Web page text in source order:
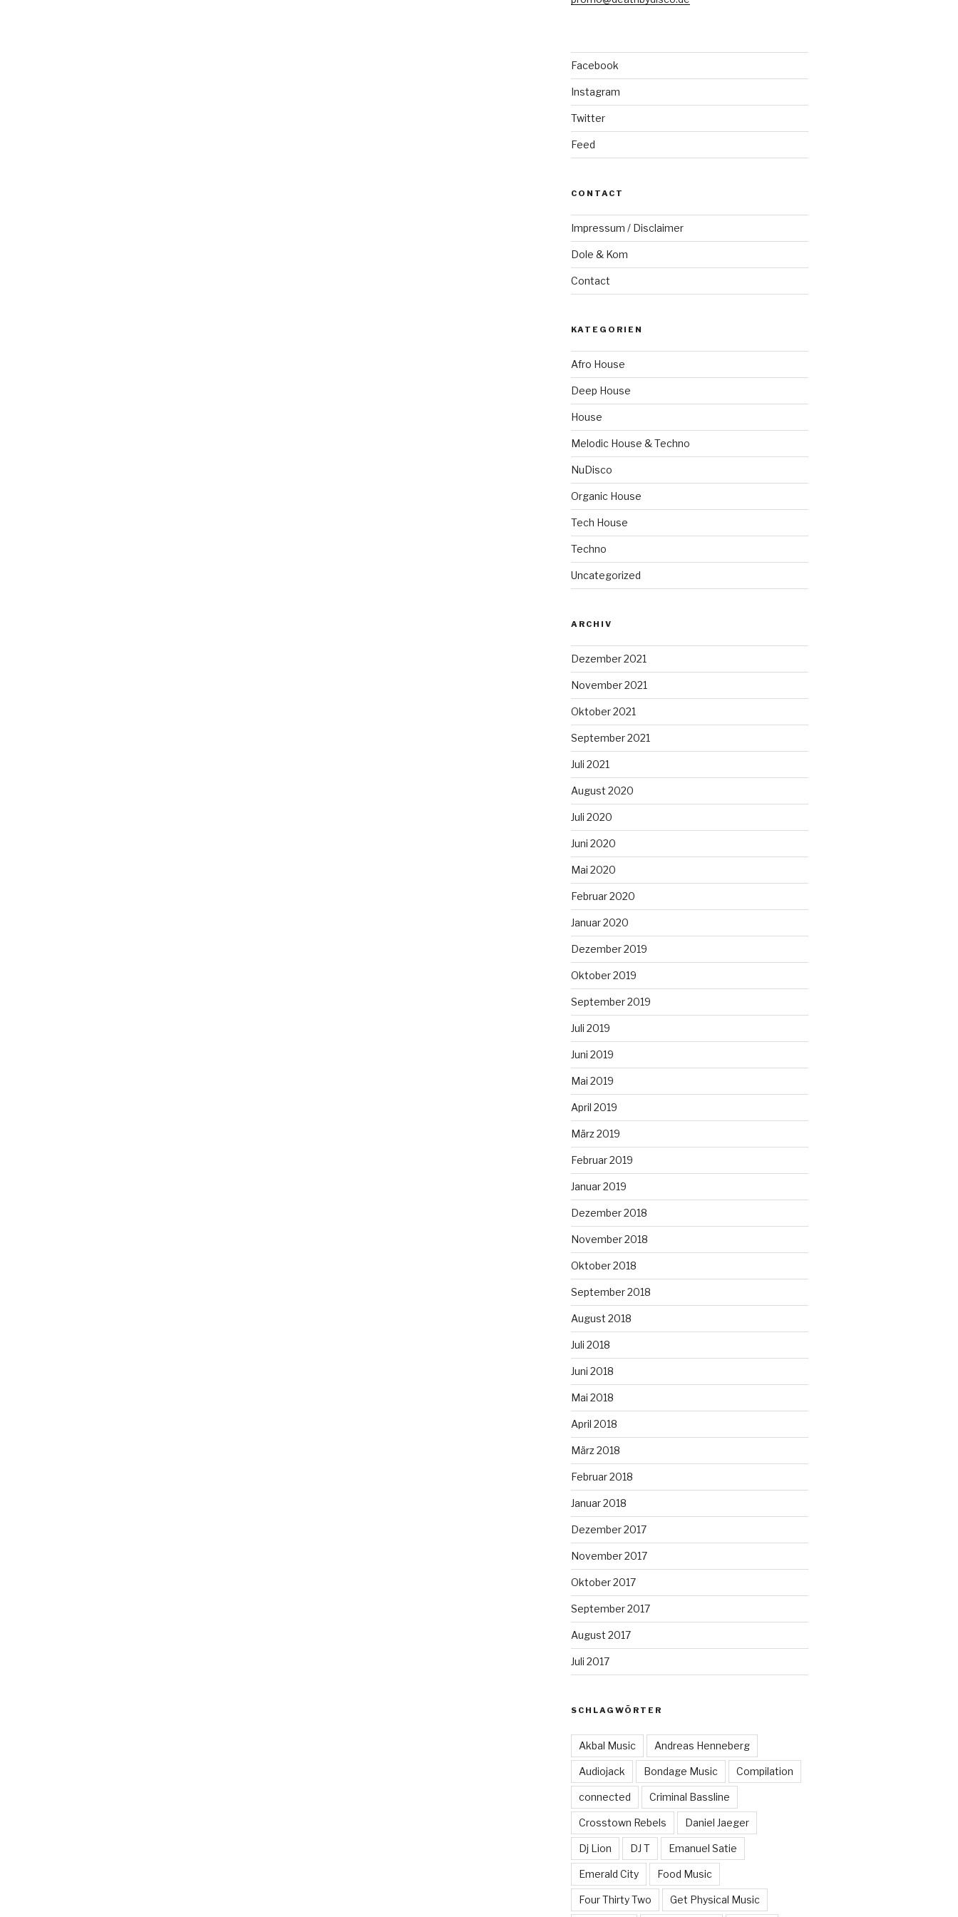
Facebook
Instagram
Twitter
Feed
CONTACT
Impressum / Disclaimer
Dole & Kom
Contact
KATEGORIEN
Afro House
Deep House
House
Melodic House & Techno
NuDisco
Organic House
Tech House
Techno
Uncategorized
ARCHIV
Dezember 2021
November 2021
Oktober 2021
September 2021
Juli 2021
August 2020
Juli 2020
Juni 2020
Mai 2020
Februar 2020
Januar 2020
Dezember 2019
Oktober 2019
September 2019
Juli 2019
Juni 2019
Mai 2019
April 2019
März 2019
Februar 2019
Januar 2019
Dezember 2018
November 2018
Oktober 2018
September 2018
August 2018
Juli 2018
Juni 2018
Mai 2018
April 2018
März 2018
Februar 2018
Januar 2018
Dezember 2017
November 2017
Oktober 2017
September 2017
August 2017
Juli 2017
SCHLAGWÖRTER
Akbal Music Andreas Henneberg
Audiojack Bondage Music Compilation
connected Criminal Bassline
Crosstown Rebels Daniel Jaeger
Dj Lion DJ T Emanuel Satie
Emerald City Food Music
Four Thirty Two Get Physical Music